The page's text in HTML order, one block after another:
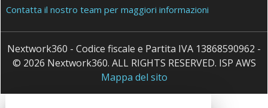
Contatta il nostro team per maggiori informazioni
Nextwork360 - Codice fiscale e Partita IVA 13868590962 -
© 2026 Nextwork360. ALL RIGHTS RESERVED. ISP AWS
Mappa del sito